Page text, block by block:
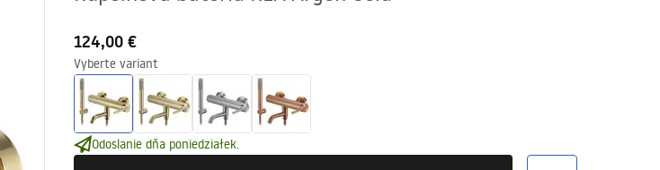
124,00 €
Vyberte variant
Odoslanie dňa poniedziałek.